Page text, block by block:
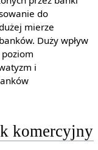
do
mierze
Duży wpływ
i
komercyjny